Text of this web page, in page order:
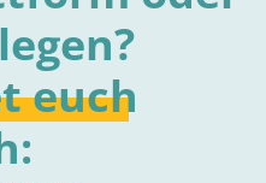
euch